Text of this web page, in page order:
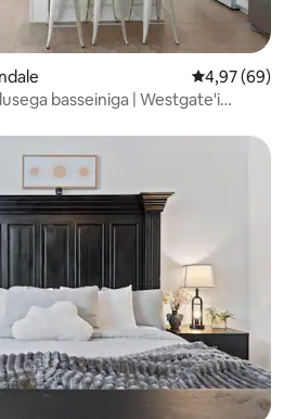
Keskmine
4,97 (69)
basseiniga | Westgate'i